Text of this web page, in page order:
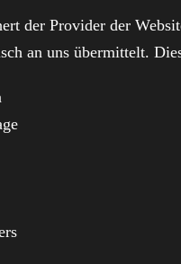
der Provider der
an uns übermittelt.